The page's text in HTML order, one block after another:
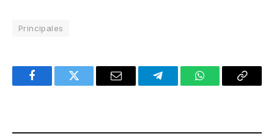
Principales
FacebookTwitter Email TelegramWhatsAppCopy